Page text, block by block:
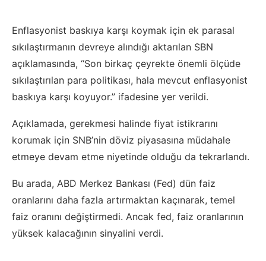
Enflasyonist baskıya karşı koymak için ek parasal
sıkılaştırmanın devreye alındığı aktarılan SBN
açıklamasında, “Son birkaç çeyrekte önemli ölçüde
sıkılaştırılan para politikası, hala mevcut enflasyonist
baskıya karşı koyuyor.” ifadesine yer verildi.
Açıklamada, gerekmesi halinde fiyat istikrarını
korumak için SNB’nin döviz piyasasına müdahale
etmeye devam etme niyetinde olduğu da tekrarlandı.
Bu arada, ABD Merkez Bankası (Fed) dün faiz
oranlarını daha fazla artırmaktan kaçınarak, temel
faiz oranını değiştirmedi. Ancak fed, faiz oranlarının
yüksek kalacağının sinyalini verdi.